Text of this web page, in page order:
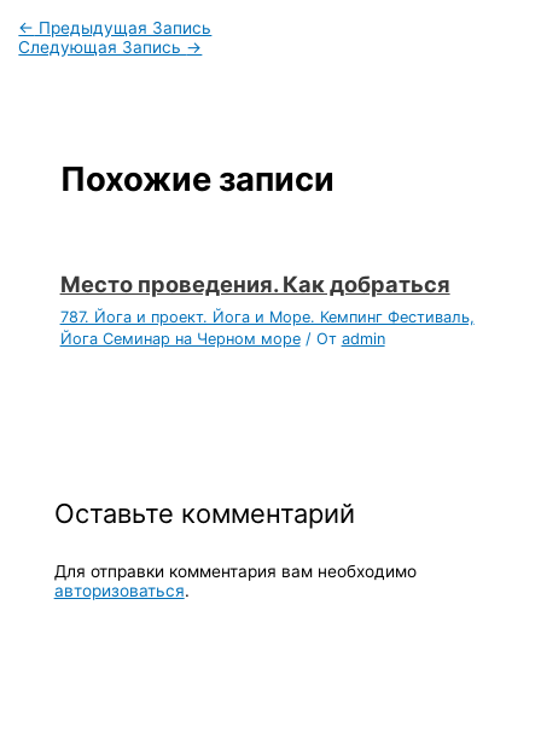
← Предыдущая Запись
Следующая Запись →
Похожие записи
Место проведения. Как добраться
787. Йога и проект. Йога и Море. Кемпинг Фестиваль,
Йога Семинар на Черном море/ От admin
Оставьте комментарий
Для отправки комментария вам необходимо
авторизоваться.